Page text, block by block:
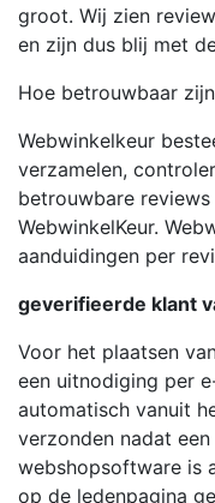
groot. Wij zien
en zijn dus blij met
Hoe betrouwbaar
Webwinkelkeur
verzamelen,
betrouwbare
WebwinkelKeur.
aanduidingen per
geverifieerde klant
Voor het plaatsen
een uitnodiging per
automatisch vanuit
verzonden nadat
webshopsoftware is
op de ledenpagina